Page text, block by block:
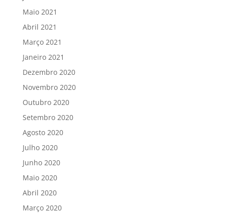
Maio 2021
Abril 2021
Março 2021
Janeiro 2021
Dezembro 2020
Novembro 2020
Outubro 2020
Setembro 2020
Agosto 2020
Julho 2020
Junho 2020
Maio 2020
Abril 2020
Março 2020